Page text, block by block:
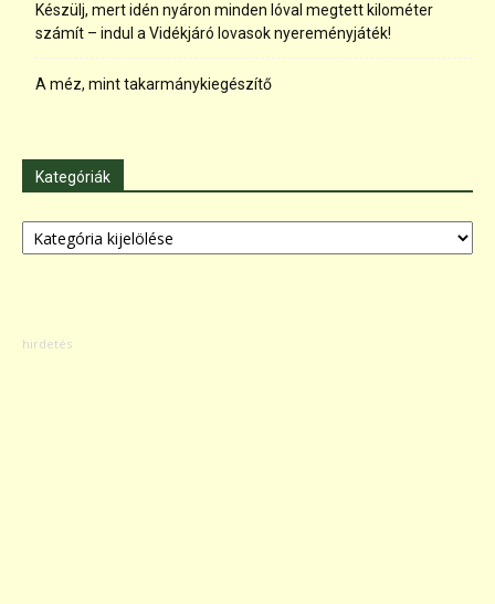
Készülj, mert idén nyáron minden lóval megtett kilométer
számít – indul a Vidékjáró lovasok nyereményjáték!
A méz, mint takarmánykiegészítő
Kategóriák
Kategóriák